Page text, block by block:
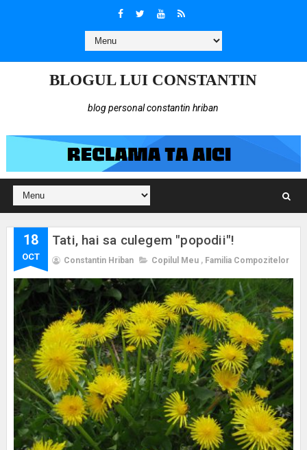
BLOGUL LUI CONSTANTIN
blog personal constantin hriban
18
OCT
Tati, hai sa culegem "popodii"!
Constantin Hriban Copilul Meu , Familia Compozitelor